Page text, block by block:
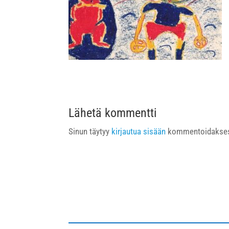
Lähetä kommentti
Sinun täytyy kirjautua sisään